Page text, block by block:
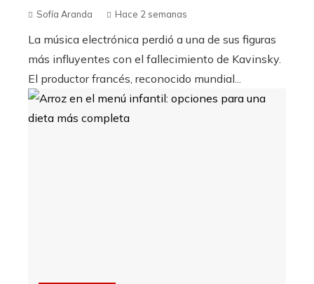
Sofía Aranda Hace 2 semanas
La música electrónica perdió a una de sus figuras
más influyentes con el fallecimiento de Kavinsky.
El productor francés, reconocido mundial...